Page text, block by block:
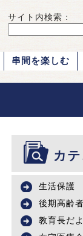
サイト内検索：
串間を楽しむ
カテ
生活保護
後期高齢者
教育長だ